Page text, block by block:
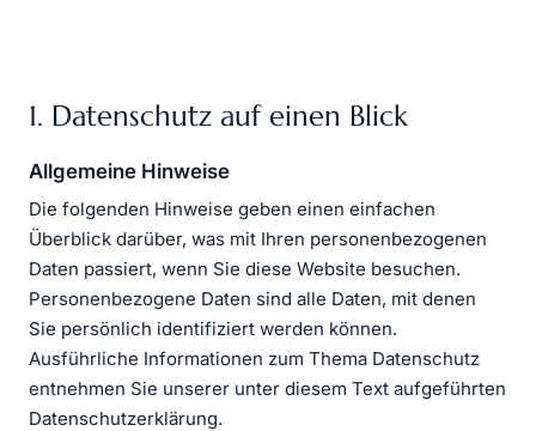
1. Datenschutz auf einen Blick
Allgemeine Hinweise
Die folgenden Hinweise geben einen einfachen
Überblick darüber, was mit Ihren personenbezogenen
Daten passiert, wenn Sie diese Website besuchen.
Personenbezogene Daten sind alle Daten, mit denen
Sie persönlich identifiziert werden können.
Ausführliche Informationen zum Thema Datenschutz
entnehmen Sie unserer unter diesem Text aufgeführten
Datenschutzerklärung.